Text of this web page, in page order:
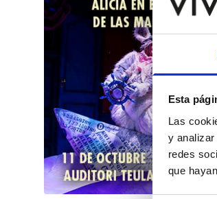
Esta
Las
y
redes
que